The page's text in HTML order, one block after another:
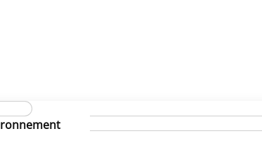
1990
communal depuis 1990